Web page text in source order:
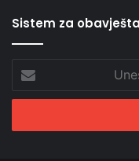
Sistem za
Unesite
Email
adresu